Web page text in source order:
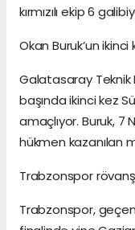
kırmızılı ekip 6
Okan Buruk’un
Galatasaray Teknik
başında ikinci kez
amaçlıyor. Buruk, 7
hükmen kazanılan
Trabzonspor
Trabzonspor,